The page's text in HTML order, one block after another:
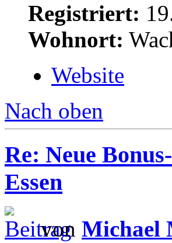
Registriert:
Wohnort:
Website
Nach oben
Re: Neue
Essen
von Michael